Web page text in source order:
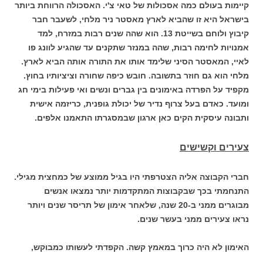
קיימות בעולם כמה אסכולות של טאי צ'י. האסכולה הרווחת ביותר
בישראל היא זו שהביא לארץ מאסטר ניר מלחי, לשעבר חבר
קיבוץ ולוחם בשייטת 13. הוא שהה שנים רבות במזרח, למד
אמנויות לחימה רבות, שהה במנזר שתקנים עד שהגיע לוונג פו
לאיי, המאסטר הסיני שלימד אותו את התורה אותה הביא לארץ.
מלחי הוא גם חוזר בתשובה. חובש כיפה שחורה וציציותיו בחוץ.
מקפיד על הפרדה באימונים בין גברים ונשים ואי פעילות בימי חג
ומועד. כאדם בעל צרוף נדיר של יכולת גופנית, כריזמה אישית
ותבונה עיסקית הקים כאן ארגון שבמסגרתו התאמנו אלפים.
צעירים וקשישים
חברי הקבוצה אליה הצטרפתי היו בגיל ממוצע של כמחצית מגילי.
התנחמתי בכך שבקבוצות המתקדמות יותר נמצאו אנשים
מבוגרים ממני ב-20 שנה, שלאחר אימון של תריסר שנים ויותר
נראו צעירים ממני בעשר שנים.
האימון לא היה כרוך במאמץ קשה. הקפדתי לעשותו כמבוקש,